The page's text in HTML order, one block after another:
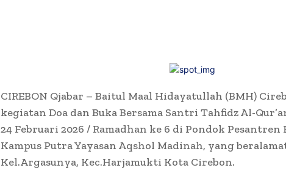
CIREBON Qjabar – Baitul Maal Hidayatullah (BMH)
kegiatan Doa dan Buka Bersama Santri Tahfidz Al-
24 Februari 2026 / Ramadhan ke 6 di Pondok
Kampus Putra Yayasan Aqshol Madinah, yang
Kel.Argasunya, Kec.Harjamukti Kota Cirebon.